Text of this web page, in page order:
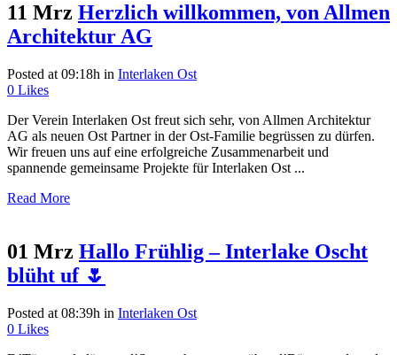
11 Mrz Herzlich willkommen, von Allmen
Architektur AG
Posted at 09:18h in Interlaken Ost
0 Likes
Der Verein Interlaken Ost freut sich sehr, von Allmen Architektur
AG als neuen Ost Partner in der Ost-Familie begrüssen zu dürfen.
Wir freuen uns auf eine erfolgreiche Zusammenarbeit und
spannende gemeinsame Projekte für Interlaken Ost ...
Read More
01 Mrz Hallo Frühlig – Interlake Oscht
blüht uf 🌷
Posted at 08:39h in Interlaken Ost
0 Likes